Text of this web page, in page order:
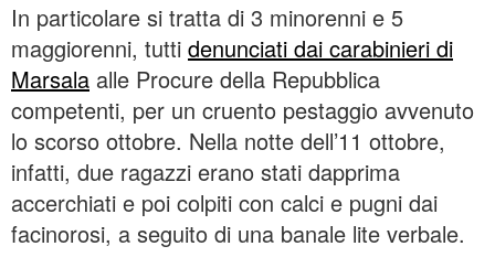
In particolare si tratta di 3 minorenni e 5
maggiorenni, tutti denunciati dai carabinieri di
Marsala alle Procure della Repubblica
competenti, per un cruento pestaggio avvenuto
lo scorso ottobre. Nella notte dell’11 ottobre,
infatti, due ragazzi erano stati dapprima
accerchiati e poi colpiti con calci e pugni dai
facinorosi, a seguito di una banale lite verbale.